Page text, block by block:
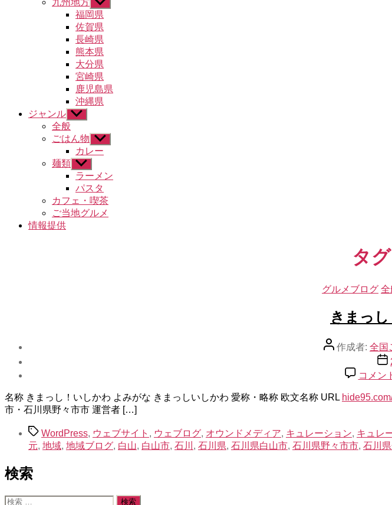
を
表
示
九州地方 サ
ブ
メ
ニ
ュ
ー
を
表
示
福岡県
佐賀県
長崎県
熊本県
大分県
宮崎県
鹿児島県
沖縄県
ジャンル サ
ブ
メ
ュ
ー
を
表
示
全般
ごはん物 サ
ブ
ニ
ュ
ー
を
表
カレー
麺類 サ
ブ
メ
ュ
ー
ラーメン
パスタ
カフェ・喫茶
ご当地グルメ
情報提供
タ
グルメブログ 全
きまっ
投 作成者: 全国
投
稿
き
っ
し
か
コメン
名称 きまっし！いしかわ よみがな きまっしいしかわ 愛称・略称 欧文名称 URL
市・石川県野々市市 運営者 […]
タ
グ
WordPress, ウェブサイト , ウェブログ, オウンドメディア, キュレーション, キュレ
元, 地域, 地域ブログ, 白山, 白山市, 石川 , 石川県, 石川県白山市, 石川県野々市市, 石川
検索
検